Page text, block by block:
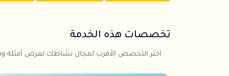
تخصصات هذه الخدمة
اختر التخصص الأقرب لمجال نشاطك لعرض أمثلة